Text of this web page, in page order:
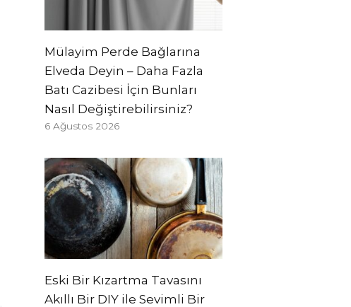
Mülayim Perde Bağlarına
Elveda Deyin – Daha Fazla
Batı Cazibesi İçin Bunları
Nasıl Değiştirebilirsiniz?
6 Ağustos 2026
Eski Bir Kızartma Tavasını
Akıllı Bir DIY ile Sevimli Bir